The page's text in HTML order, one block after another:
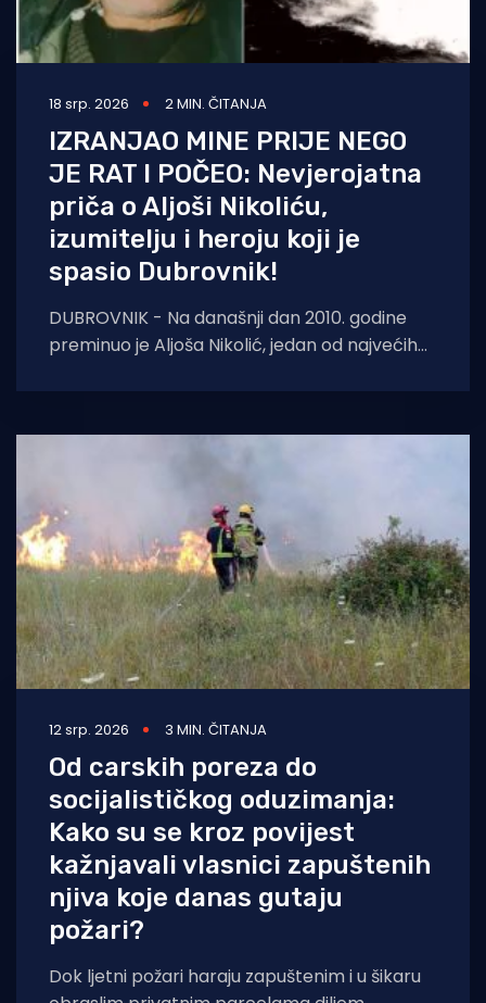
18 srp. 2026 2 MIN. ČITANJA
IZRANJAO MINE PRIJE NEGO
JE RAT I POČEO: Nevjerojatna
priča o Aljoši Nikoliću,
izumitelju i heroju koji je
spasio Dubrovnik!
DUBROVNIK - Na današnji dan 2010. godine
preminuo je Aljoša Nikolić, jedan od najvećih
Domovinskom ratu.
12 srp. 2026 3 MIN. ČITANJA
Od carskih poreza do
socijalističkog oduzimanja:
Kako su se kroz povijest
kažnjavali vlasnici zapuštenih
njiva koje danas gutaju
požari?
Dok ljetni požari haraju zapuštenim i u šikaru